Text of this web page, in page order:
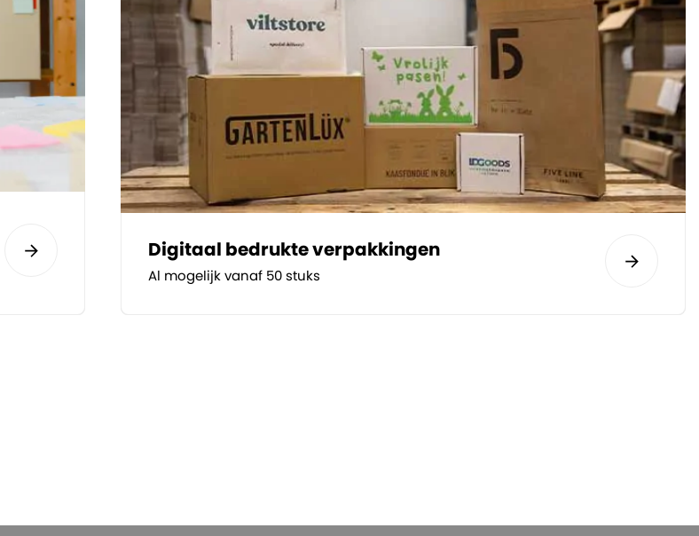
Digitaal bedrukte verpakkingen
Al mogelijk vanaf 50 stuks